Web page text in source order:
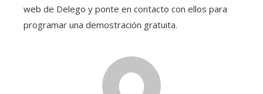
web de Delego y ponte en contacto con ellos para
programar una demostración gratuita.